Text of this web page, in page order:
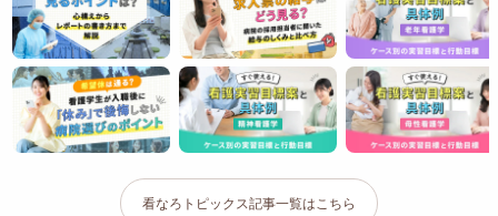
が子どもの将来の価値、信念、道徳観など
に影響を与えま
す。
そのため、養育者の子育てやしつけに関する考え、価値を明
らかにします。
アセスメント例
看なろトピックス記事一覧はこちら